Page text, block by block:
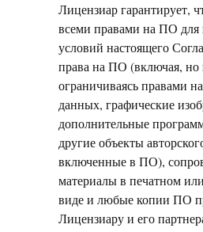
Лицензиар гарантирует,
всеми правами на ПО для
условий настоящего
права на ПО (включая, но
ограничиваясь правами
данных, графические
дополнительные
другие объекты
включенные в ПО),
материалы в печатном
виде и любые копии ПО
Лицензиару и его